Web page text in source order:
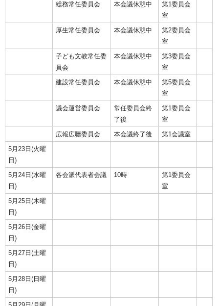
総務常任委員会 本会議休憩中
第1委員会
室
厚生常任委員会
本会議休憩中
第2委員会
室
子ども文教常任委
員会
本会議休憩中
第3委員会
室
建設常任委員会
本会議休憩中
第5委員会
室
議会運営委員会
常任委員会終
了後
第1委員会
室
広報広聴委員会
本会議終了後
第1会議室
5月23日(火曜
日)
5月24日(水曜
日)
各会派代表者会議 10時
第1委員会
室
5月25日(木曜
日)
5月26日(金曜
日)
5月27日(土曜
日)
5月28日(日曜
日)